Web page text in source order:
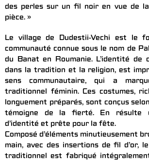
des perles sur un fil noir en vue de
pièce. »
Le village de Dudestii-Vechi est le
communauté connue sous le nom de
du Banat en Roumanie. L’identité de
dans la tradition et la religion, est
sens communautaire, qui a
traditionnel féminin. Ces costumes,
longuement préparés, sont conçus
témoigne de la fierté. En résulte
d’identité et prête pour la fête.
Composé d’éléments minutieusement
main, avec des insertions de fil d’or,
traditionnel est fabriqué